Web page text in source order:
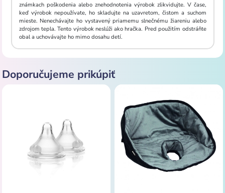
známkach poškodenia alebo znehodnotenia výrobok zlikvidujte. V čase,
keď výrobok nepoužívate, ho skladujte na uzavretom, čistom a suchom
mieste. Nenechávajte ho vystavený priamemu slnečnému žiareniu alebo
zdrojom tepla. Tento výrobok neslúži ako hračka. Pred použitím odstráňte
obal a uchovávajte ho mimo dosahu detí.
Doporučujeme prikúpiť